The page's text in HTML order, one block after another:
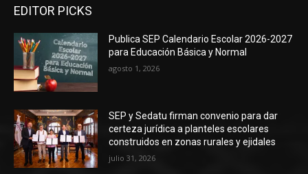
EDITOR PICKS
Publica SEP Calendario Escolar 2026-2027
para Educación Básica y Normal
agosto 1, 2026
SEP y Sedatu firman convenio para dar
certeza jurídica a planteles escolares
construidos en zonas rurales y ejidales
julio 31, 2026